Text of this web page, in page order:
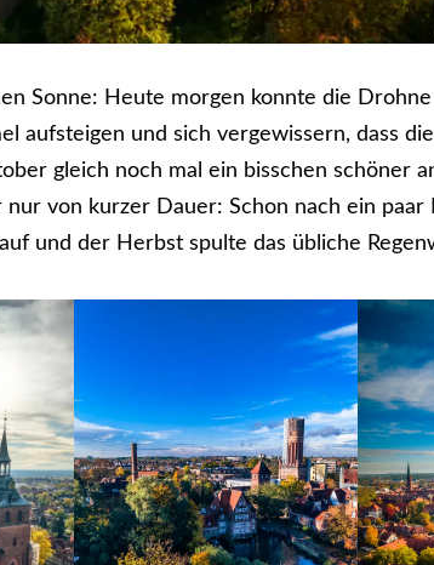
Sonne: Heute morgen konnte die
aufsteigen und sich vergewissern, dass
gleich noch mal ein bisschen schöner
nur von kurzer Dauer: Schon nach ein paar
und der Herbst spulte das übliche